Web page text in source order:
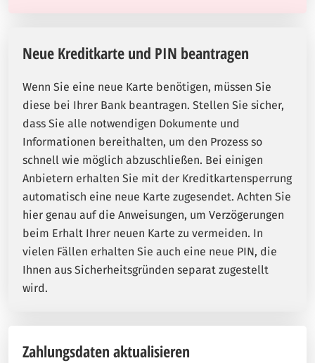
Neue Kreditkarte und PIN beantragen
Wenn Sie eine neue Karte benötigen, müssen Sie
diese bei Ihrer Bank beantragen. Stellen Sie sicher,
dass Sie alle notwendigen Dokumente und
Informationen bereithalten, um den Prozess so
schnell wie möglich abzuschließen. Bei einigen
Anbietern erhalten Sie mit der Kreditkartensperrung
automatisch eine neue Karte zugesendet. Achten Sie
hier genau auf die Anweisungen, um Verzögerungen
beim Erhalt Ihrer neuen Karte zu vermeiden. In
vielen Fällen erhalten Sie auch eine neue PIN, die
Ihnen aus Sicherheitsgründen separat zugestellt
wird.
Zahlungsdaten aktualisieren